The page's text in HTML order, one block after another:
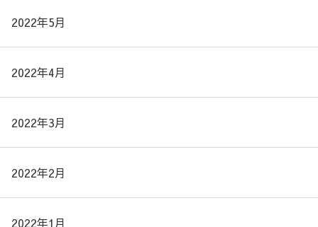
2022年5月
2022年4月
2022年3月
2022年2月
2022年1月